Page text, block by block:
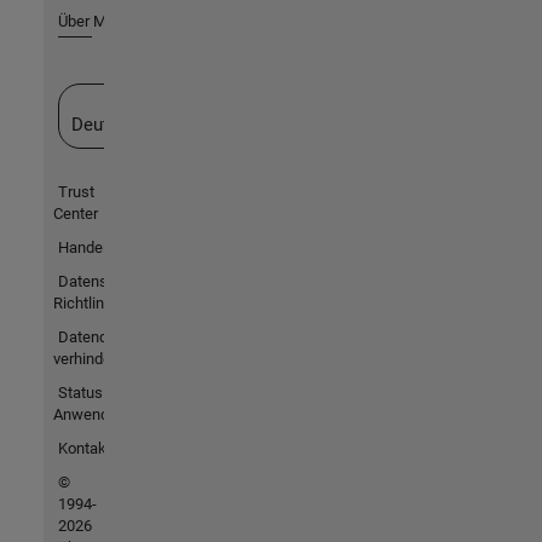
Über MathWorks
Deutschland
Trust
Center
Handelsmarken
Datenschutz-
Richtlinien
Datendiebstahl
verhindern
Status von
Anwendungen
Kontakt
©
1994-
2026